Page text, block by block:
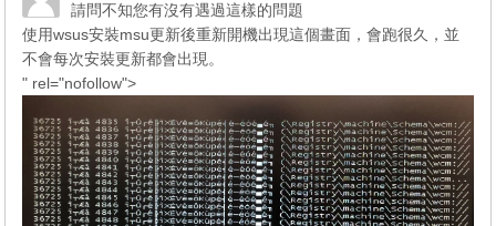
請問不知您有沒有遇過這樣的問題
使用wsus安裝msu更新後重新開機出現這個畫面，會跑很久，並
不會每次安裝更新都會出現。
" rel="nofollow">